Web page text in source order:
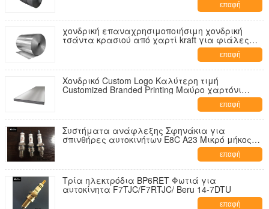
επαφή
χονδρική επαναχρησιμοποιήσιμη χονδρική
τσάντα κρασιού από χαρτί kraft για φιάλες
επαφή
Χονδρικό Custom Logo Καλύτερη τιμή
Customized Branded Printing Μαύρο χαρτόνι
επαφή
Συστήματα ανάφλεξης Σφηνάκια για
σπινθήρες αυτοκινήτων E8C A23 Μικρό μήκος
επαφή
Τρία ηλεκτρόδια BP6RET Φωτιά για
αυτοκίνητα F7TJC/F7RTJC/ Beru 14-7DTU
επαφή